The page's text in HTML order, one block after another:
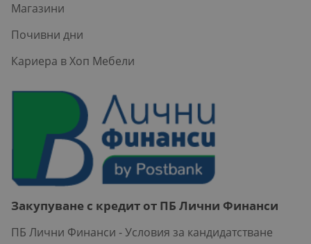
Магазини
Почивни дни
Кариера в Хоп Мебели
Закупуване с кредит от ПБ Лични Финанси
ПБ Лични Финанси - Условия за кандидатстване